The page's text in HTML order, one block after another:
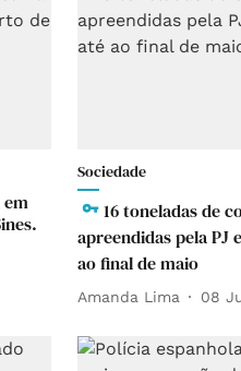
em
Sociedade
16 toneladas de
apreendidas pela PJ
ao final de maio
Amanda Lima 08